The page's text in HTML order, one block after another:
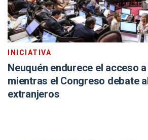
INICIATIVA
Neuquén endurece el acceso
mientras el Congreso debate
extranjeros